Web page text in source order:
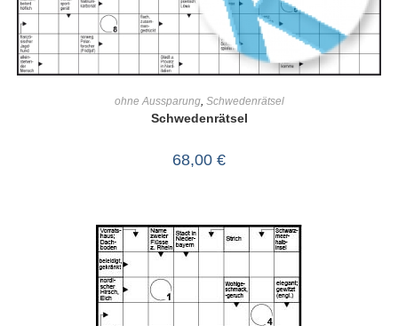
ohne Aussparung, Schwedenrätsel
Schwedenrätsel
68,00 €